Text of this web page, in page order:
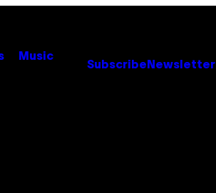
Music
Subscribe Newsletter